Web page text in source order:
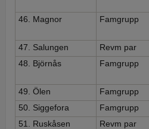
46. Magnor
Famgrupp
47. Salungen
Revm par
48. Björnås
Famgrupp
49. Ölen
Famgrupp
50. Siggefora
Famgrupp
51. Ruskåsen
Revm par